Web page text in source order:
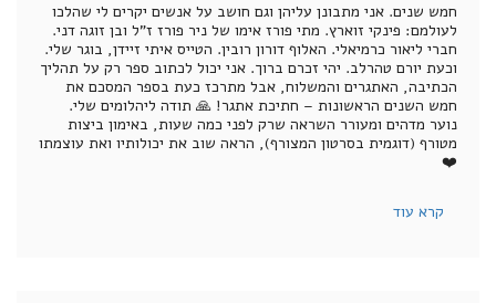
חמש שנים. אני מתבונן עליהן וגם חושב על אנשים יקרים לי שהלכו
לעולמם: פינקי זוארץ. מתי פורז אימו של ניר פורז ז”ל ובן זוגה דני.
חברי ליאור כרמיאלי. האלוף דורון רובין. הטייס איתי זיידן, בוגר שלי.
וכעת יורם טהרלב. יהי זכרם ברוך. אני יכול לכתוב ספר רק על תהליך
הכתיבה, האתגרים והמשלוח, אבל מתרכז כעת בספר המסכם את
חמש השנים הראשונות – חתיכת אתגר! 🙏 תודה ליהלומים שלי.
נוער מדהים ומעורר השראה שרק לפני כמה שעות, באימון ביצות
מטורף (דוגמית בסרטון המצורף), הראה שוב את יכולותיו ואת עוצמתו
❤️
קרא עוד